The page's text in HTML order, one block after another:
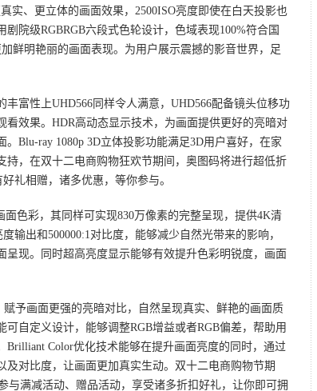
实、更立体的画面效果，2500ISO亮度即使在白天投影也
院级RGBRGB六段式色轮设计，色域表现100%符合国
鲜明艳丽的画面表现。为用户展示震撼的影音世界，足
富性上UHD566同样令人满意，UHD566配备镜头位移功
看效果。HDR高动态显示技术，为画面提供更好的亮暗对
Blu-ray 1080p 3D立体投影功能满足3D用户喜好，在家
持，在双十二电商购物狂欢节期间，奥图码将进行超低折
礼相赠，诸多优惠，等你参与。
色彩，其同样可实现830万像素的完整呈现，提供4K清
输出和500000:1对比度，能够减少自然光带来的影响，
呈现。同时超高亮度显示能够有效提升色彩明锐度，画面
予画面更强的亮暗对比，自然呈现真实、鲜艳的画面质
自定义设计，能够调整RGB增益或者RGB偏差，帮助用
Brilliant Color优化技术能够在提升画面亮度的同时，通过
及对比度，让画面更加真实生动。双十二电商购物节期
与满减活动、赠品活动，享受诸多折扣好礼，让你即可拥